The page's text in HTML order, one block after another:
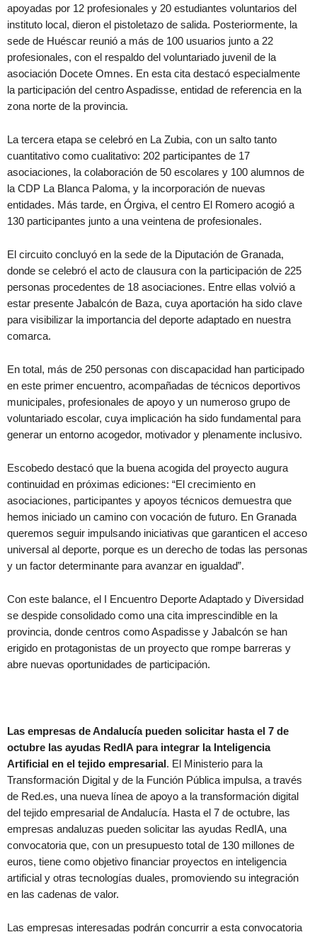
apoyadas por 12 profesionales y 20 estudiantes voluntarios del
instituto local, dieron el pistoletazo de salida. Posteriormente, la
sede de Huéscar reunió a más de 100 usuarios junto a 22
profesionales, con el respaldo del voluntariado juvenil de la
asociación Docete Omnes. En esta cita destacó especialmente
la participación del centro Aspadisse, entidad de referencia en la
zona norte de la provincia.
La tercera etapa se celebró en La Zubia, con un salto tanto
cuantitativo como cualitativo: 202 participantes de 17
asociaciones, la colaboración de 50 escolares y 100 alumnos de
la CDP La Blanca Paloma, y la incorporación de nuevas
entidades. Más tarde, en Órgiva, el centro El Romero acogió a
130 participantes junto a una veintena de profesionales.
El circuito concluyó en la sede de la Diputación de Granada,
donde se celebró el acto de clausura con la participación de 225
personas procedentes de 18 asociaciones. Entre ellas volvió a
estar presente Jabalcón de Baza, cuya aportación ha sido clave
para visibilizar la importancia del deporte adaptado en nuestra
comarca.
En total, más de 250 personas con discapacidad han participado
en este primer encuentro, acompañadas de técnicos deportivos
municipales, profesionales de apoyo y un numeroso grupo de
voluntariado escolar, cuya implicación ha sido fundamental para
generar un entorno acogedor, motivador y plenamente inclusivo.
Escobedo destacó que la buena acogida del proyecto augura
continuidad en próximas ediciones: “El crecimiento en
asociaciones, participantes y apoyos técnicos demuestra que
hemos iniciado un camino con vocación de futuro. En Granada
queremos seguir impulsando iniciativas que garanticen el acceso
universal al deporte, porque es un derecho de todas las personas
y un factor determinante para avanzar en igualdad”.
Con este balance, el I Encuentro Deporte Adaptado y Diversidad
se despide consolidado como una cita imprescindible en la
provincia, donde centros como Aspadisse y Jabalcón se han
erigido en protagonistas de un proyecto que rompe barreras y
abre nuevas oportunidades de participación.
Las empresas de Andalucía pueden solicitar hasta el 7 de
octubre las ayudas RedIA para integrar la Inteligencia
Artificial en el tejido empresarial. El Ministerio para la
Transformación Digital y de la Función Pública impulsa, a través
de Red.es, una nueva línea de apoyo a la transformación digital
del tejido empresarial de Andalucía. Hasta el 7 de octubre, las
empresas andaluzas pueden solicitar las ayudas RedIA, una
convocatoria que, con un presupuesto total de 130 millones de
euros, tiene como objetivo financiar proyectos en inteligencia
artificial y otras tecnologías duales, promoviendo su integración
en las cadenas de valor.
Las empresas interesadas podrán concurrir a esta convocatoria